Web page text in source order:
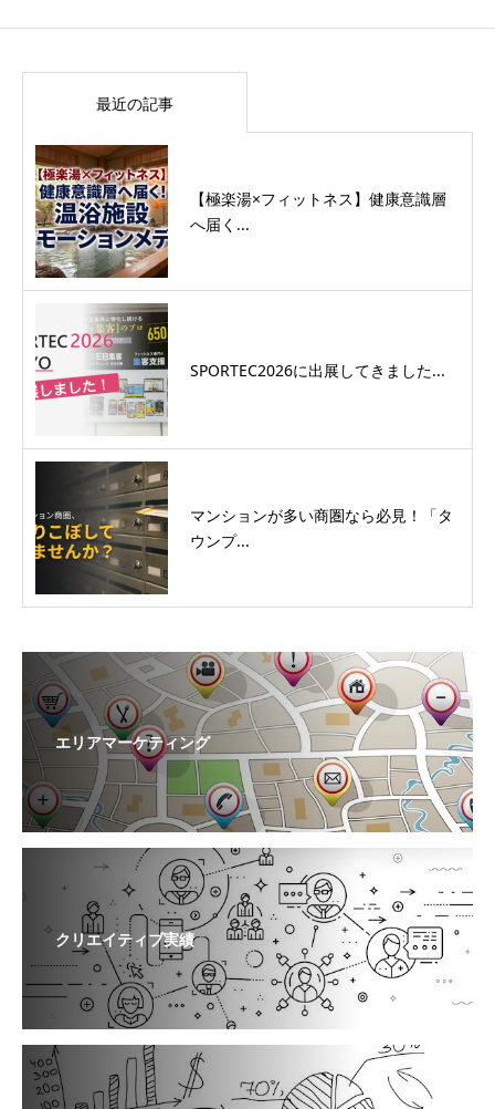
最近の記事
【極楽湯×フィットネス】健康意識層
へ届く...
SPORTEC2026に出展してきました...
マンションが多い商圏なら必見！「タ
ウンプ...
エリアマーケティング
クリエイティブ実績